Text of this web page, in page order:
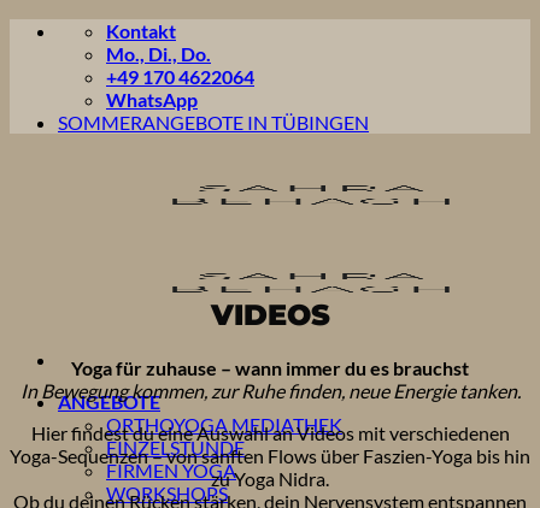
Zum
Kontakt
Mo., Di., Do.
+49 170 4622064
WhatsApp
SOMMERANGEBOTE IN TÜBINGEN
ANGEBOTE
ORTHOYOGA MEDIATHEK
EINZELSTUNDE
FIRMEN YOGA
WORKSHOPS
VIDEOS
Yoga für zuhause – wann immer du es brauchst
In Bewegung kommen, zur Ruhe finden, neue Energie tanken.
Hier findest du eine Auswahl an Videos mit verschiedenen
Yoga-Sequenzen – von sanften Flows über Faszien-Yoga bis hin
zu Yoga Nidra.
Ob du deinen Rücken stärken, dein Nervensystem entspannen